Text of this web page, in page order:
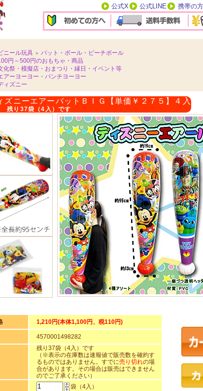
公式X 公式LINE 携帯の方
ニール玩具 ＞ バット・ボール・ビーチボール
円～500円のおもちゃ・商品
化祭・模擬店・おまつり・縁日・イベント等
アーヨーヨー・パンチヨーヨー
ィズニー
ズニーエアーバットＢＩＧ【単価￥２７５】４入
残り37袋（4入）です
1,210円(本体1,100円、税110円)
4570001498282
残り37袋（4入）です
（※表示の在庫数は速報値で販売数を確約す
るものではありません。すでに売り切れの場
合があります。その場合は販売はできません
のでご了承ください）
袋（4入）